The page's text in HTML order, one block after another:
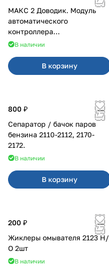
МАКС 2 Доводик. Модуль
автоматического
контроллера
стеклоподъемников для
В наличии
В корзину
800 ₽
Сепаратор / бачок паров
бензина 2110-2112, 2170-
2172.
В наличии
В корзину
200 ₽
Жиклеры омывателя 2123 Н/
О 2шт
В наличии